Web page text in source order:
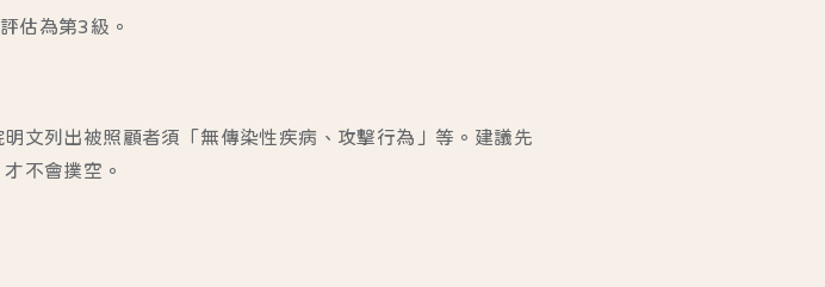
估為第3級。
明文列出被照顧者須「無傳染性疾病、攻擊行為」等。建議先
不會撲空。